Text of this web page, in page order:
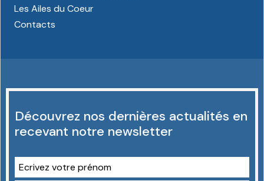
Les Ailes du Coeur
Contacts
Découvrez nos dernières actualités en
recevant notre newsletter